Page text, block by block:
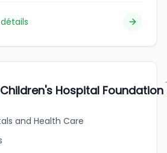
Hospital Foundation
and Health Care